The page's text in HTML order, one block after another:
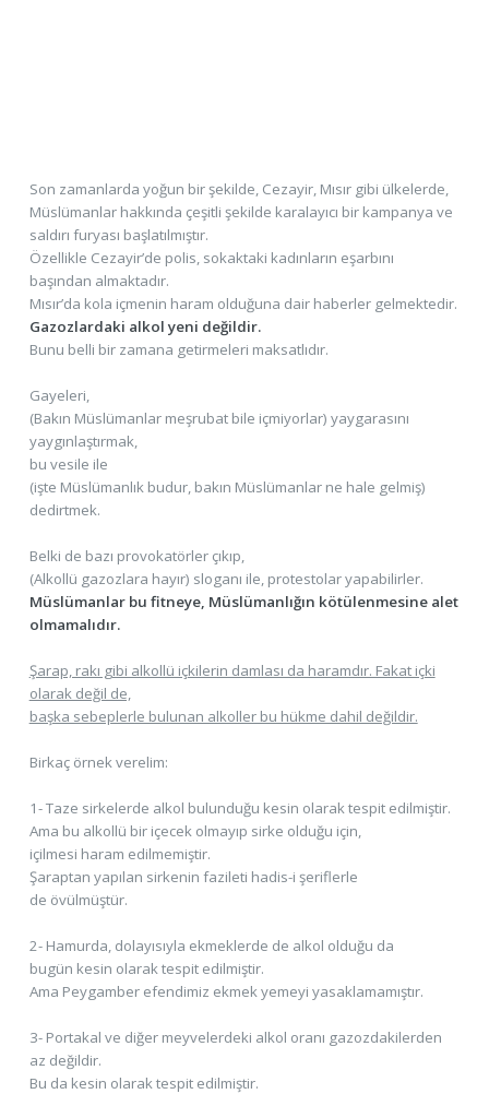
Son zamanlarda yoğun bir şekilde, Cezayir, Mısır gibi ülkelerde,
Müslümanlar hakkında çeşitli şekilde karalayıcı bir kampanya ve
saldırı furyası başlatılmıştır.
Özellikle Cezayir’de polis, sokaktaki kadınların eşarbını
başından almaktadır.
Mısır’da kola içmenin haram olduğuna dair haberler gelmektedir.
Gazozlardaki alkol yeni değildir.
Bunu belli bir zamana getirmeleri maksatlıdır.
Gayeleri,
(Bakın Müslümanlar meşrubat bile içmiyorlar) yaygarasını
yaygınlaştırmak,
bu vesile ile
(işte Müslümanlık budur, bakın Müslümanlar ne hale gelmiş)
dedirtmek.
Belki de bazı provokatörler çıkıp,
(Alkollü gazozlara hayır) sloganı ile, protestolar yapabilirler.
Müslümanlar bu fitneye, Müslümanlığın kötülenmesine alet
olmamalıdır.
Şarap, rakı gibi alkollü içkilerin damlası da haramdır. Fakat içki
olarak değil de,
başka sebeplerle bulunan alkoller bu hükme dahil değildir.
Birkaç örnek verelim:
1- Taze sirkelerde alkol bulunduğu kesin olarak tespit edilmiştir.
Ama bu alkollü bir içecek olmayıp sirke olduğu için,
içilmesi haram edilmemiştir.
Şaraptan yapılan sirkenin fazileti hadis-i şeriflerle
de övülmüştür.
2- Hamurda, dolayısıyla ekmeklerde de alkol olduğu da
bugün kesin olarak tespit edilmiştir.
Ama Peygamber efendimiz ekmek yemeyi yasaklamamıştır.
3- Portakal ve diğer meyvelerdeki alkol oranı gazozdakilerden
az değildir.
Bu da kesin olarak tespit edilmiştir.